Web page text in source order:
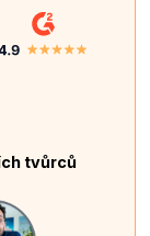
tvůrců